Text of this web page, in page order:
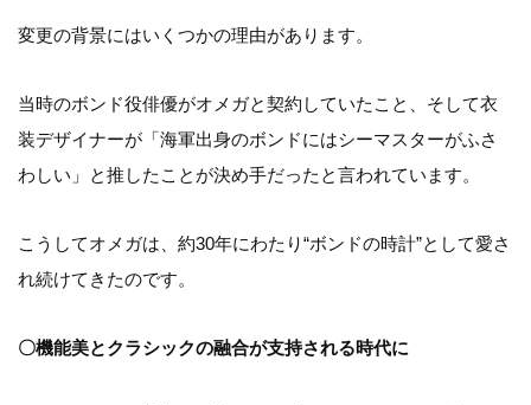
変更の背景にはいくつかの理由があります。
当時のボンド役俳優がオメガと契約していたこと、そして衣
装デザイナーが「海軍出身のボンドにはシーマスターがふさ
わしい」と推したことが決め手だったと言われています。
こうしてオメガは、約30年にわたり“ボンドの時計”として愛さ
れ続けてきたのです。
〇機能美とクラシックの融合が支持される時代に